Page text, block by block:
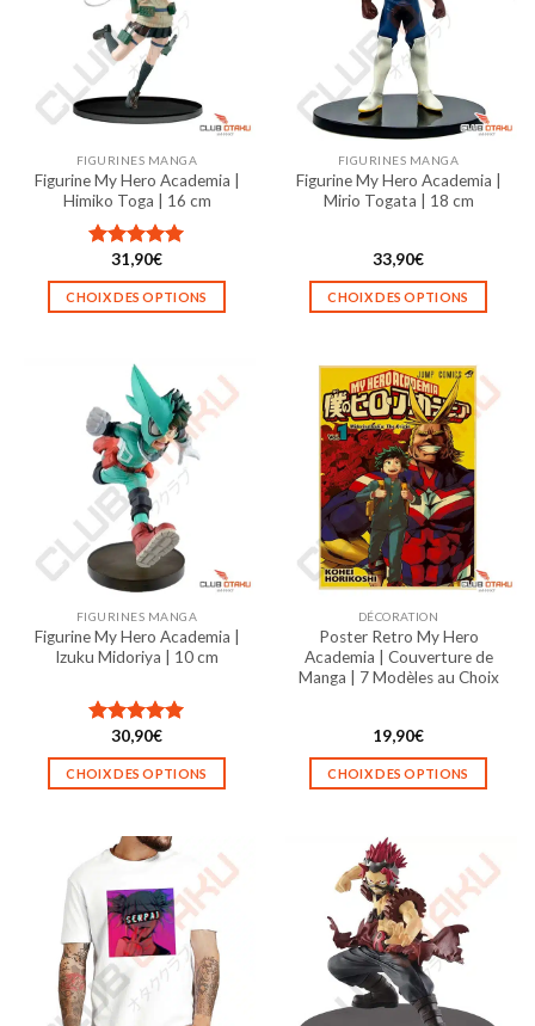
FIGURINES MANGA
Figurine My Hero Academia |
Himiko Toga | 16 cm
Note5.00
sur 5
31,90€
CHOIX DES OPTIONS
a
plusieurs
variations.
Les
options
peuvent
être
choisies
sur
page
du
FIGURINES MANGA
Figurine My Hero Academia |
Mirio Togata | 18 cm
33,90€
CHOIX DES OPTIONS
a
plusieurs
variations.
Les
options
peuvent
être
choisies
sur
page
du
produit
FIGURINES MANGA
Figurine My Hero Academia |
Izuku Midoriya | 10 cm
Note5.00
sur 5
30,90€
CHOIX DES OPTIONS
a
plusieurs
variations.
Les
options
peuvent
être
DÉCORATION
Poster Retro My Hero
Academia | Couverture de
Manga | 7 Modèles au Choix
19,90€
CHOIX DES OPTIONS
a
plusieurs
variations.
Les
options
peuvent
être